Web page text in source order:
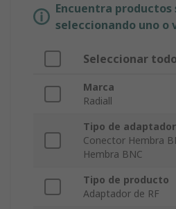
Encuentra
seleccionando uno o
Seleccionar todo
Marca
Radiall
Tipo de adaptador
Conector Hembra
Hembra BNC
Tipo de producto
Adaptador de RF